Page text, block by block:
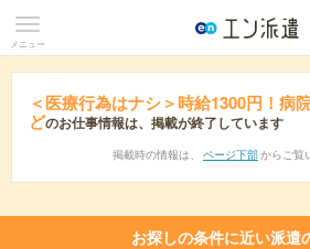
メニュー
＜医療行為はナシ＞時給1300円！病
どのお仕事情報は、掲載が終了しています
掲載時の情報は、 ページ下部 からご覧
お探しの条件に近い派遣